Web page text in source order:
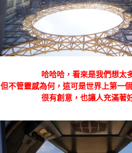
哈哈哈，看來是我們想太
但不管靈感為何，這可是世界上第一
很有創意，也讓人充滿著